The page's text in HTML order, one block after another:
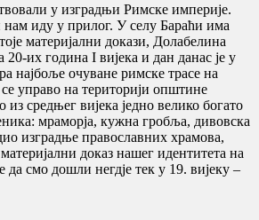
у изградњи Римске империје.
иду у прилог. У селу Бараћи има
материјални докази, Долабелина
20-их година I вијека и дан данас је у
најбоље очуване римске трасе на
управо на територији општине
средњег вијека једно велико богато
мраморја, кужна гробља, дивовска
изградње православних храмова,
материјални доказ нашег идентитета на
смо дошли негдје тек у 19. вијеку –